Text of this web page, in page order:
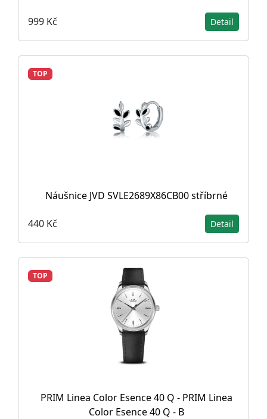
999 Kč Detail
TOP
Náušnice JVD SVLE2689X86CB00 stříbrné
440 Kč Detail
TOP
PRIM Linea Color Esence 40 Q - PRIM Linea
Color Esence 40 Q - B